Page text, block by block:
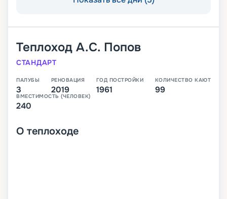
Теплоход А.С. Попов
СТАНДАРТ
ПАЛУБЫ
3
РЕНОВАЦИЯ
2019
ГОД ПОСТРОЙКИ
1961
КОЛИЧЕСТВО КАЮТ
99
ВМЕСТИМОСТЬ (ЧЕЛОВЕК)
240
О теплоходе